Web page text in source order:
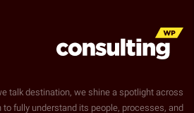
talk destination, we shine a spotlight across
to fully understand its people, processes, and